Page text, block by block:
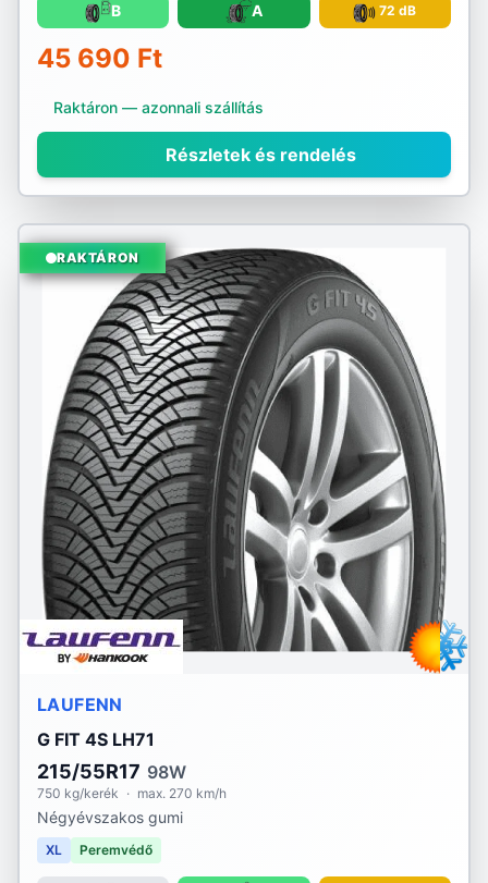
B A 72 dB
45 690 Ft
Raktáron — azonnali szállítás
Részletek és rendelés
RAKTÁRON
LAUFENN
G FIT 4S LH71
215/55R17 98W
750 kg/kerék · max. 270 km/h
Négyévszakos gumi
XL Peremvédő